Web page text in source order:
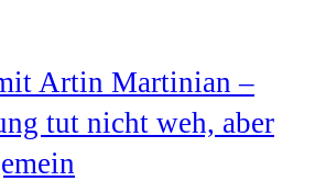
Artin Martinian –
tut nicht weh, aber